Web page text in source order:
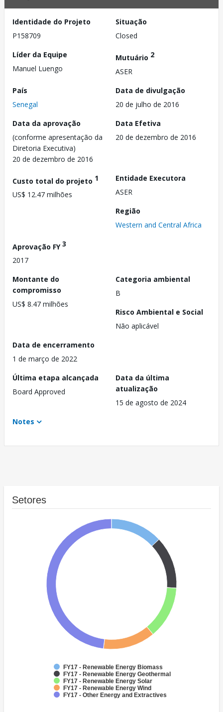
Identidade do Projeto
P158709
Situação
Closed
Líder da Equipe
Manuel Luengo
Mutuário 2
ASER
País
Senegal
Data de divulgação
20 de julho de 2016
Data da aprovação
(conforme apresentação da
Diretoria Executiva)
20 de dezembro de 2016
Data Efetiva
20 de dezembro de 2016
Custo total do projeto 1
US$ 12.47 milhões
Entidade Executora
ASER
Região
Western and Central Africa
Aprovação FY3
2017
Montante do
compromisso
US$ 8.47 milhões
Categoria ambiental
B
Risco Ambiental e Social
Não aplicável
Data de encerramento
1 de março de 2022
Última etapa alcançada
Board Approved
Data da última
atualização
15 de agosto de 2024
Notes
Setores
FY17 - Renewable Energy Biomass
FY17 - Renewable Energy Geothermal
FY17 - Renewable Energy Solar
FY17 - Renewable Energy Wind
FY17 - Other Energy and Extractives